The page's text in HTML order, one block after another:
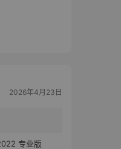
2026年4月23日
专业版